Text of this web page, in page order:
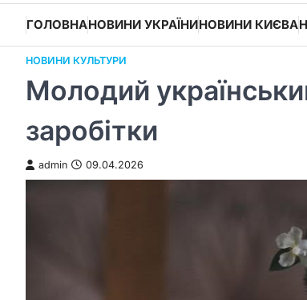
ГОЛОВНАНОВИНИ УКРАЇНИНОВИНИ КИЄВА
НОВИНИ КУЛЬТУРИ
Молодий
заробітки
admin 09.04.2026